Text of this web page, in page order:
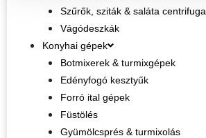
Szűrők, sziták & saláta centrifuga
Vágódeszkák
Konyhai gépek
Botmixerek & turmixgépek
Edényfogó kesztyűk
Forró ital gépek
Füstölés
Gyümölcsprés & turmixolás